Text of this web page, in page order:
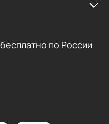
бесплатно по России